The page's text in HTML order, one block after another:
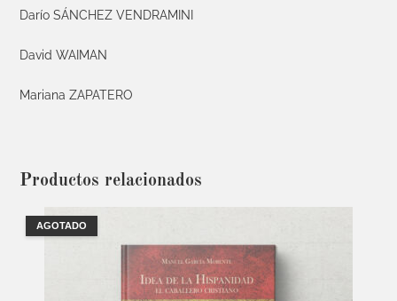
Darío SÁNCHEZ VENDRAMINI
David WAIMAN
Mariana ZAPATERO
Productos relacionados
AGOTADO